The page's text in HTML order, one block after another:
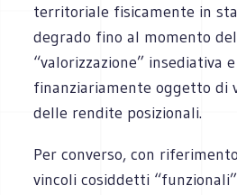
territoriale fisicamente in
degrado fino al momento
“valorizzazione” insediativa
finanziariamente oggetto di
delle rendite posizionali.
Per converso, con
vincoli cosiddetti